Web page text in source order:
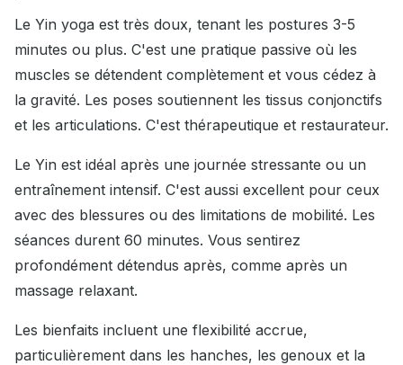
Le Yin yoga est très doux, tenant les postures 3-5
minutes ou plus. C'est une pratique passive où les
muscles se détendent complètement et vous cédez à
la gravité. Les poses soutiennent les tissus conjonctifs
et les articulations. C'est thérapeutique et restaurateur.
Le Yin est idéal après une journée stressante ou un
entraînement intensif. C'est aussi excellent pour ceux
avec des blessures ou des limitations de mobilité. Les
séances durent 60 minutes. Vous sentirez
profondément détendus après, comme après un
massage relaxant.
Les bienfaits incluent une flexibilité accrue,
particulièrement dans les hanches, les genoux et la